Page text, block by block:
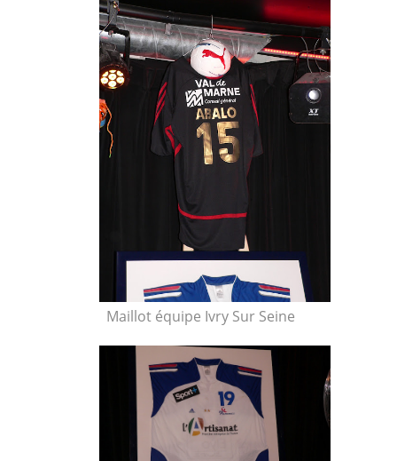
Maillot équipe Ivry Sur Seine